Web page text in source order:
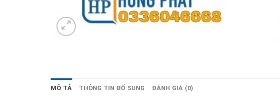
MÔ TẢ THÔNG TIN BỔ SUNG ĐÁNH GIÁ (0)